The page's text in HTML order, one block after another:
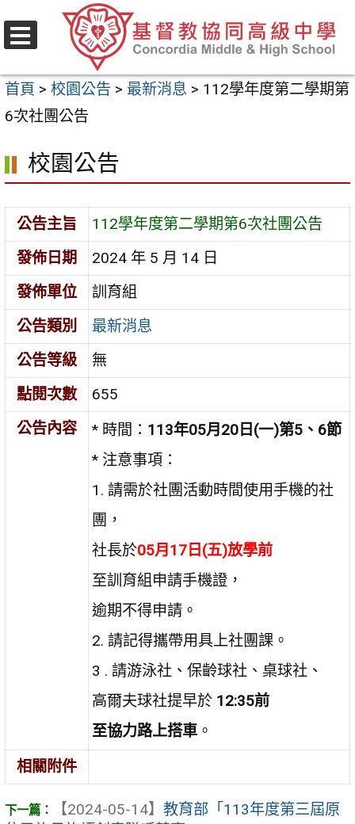
至
要
內
區
首頁 > 校園公告 > 最新消息 > 112學年度第二學期第
6次社團公告
校園公告
公告主旨
112學年度第二學期第6次社團公告
發佈日期
2024 年 5 月 14 日
發佈單位
訓育組
公告類別
最新消息
公告等級
無
點閱次數
655
公告內容
* 時間： 113年05月20日(一)第5、6節
* 注意事項：
1. 請需於社團活動時間使用手機的社
團，
社長於05月17日(五)放學前
至訓育組申請手機證，
逾期不得申請。
2. 請記得攜帶用具上社團課。
3 . 請游泳社、保齡球社、桌球社、
高爾夫球社提早於 12:35前
至協力路上搭車 。
相關附件
【2024-05-14】 教育部「113年度第三屆原
選
單